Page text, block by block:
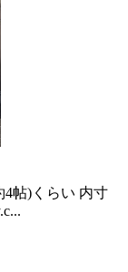
4帖)くらい 内寸